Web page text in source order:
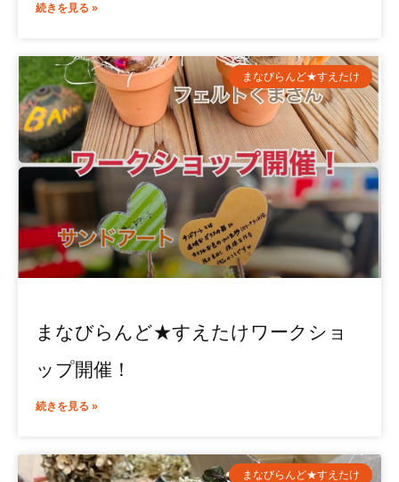
続きを見る »
まなびらんど★すえたけ
まなびらんど★すえたけワークショ
ップ開催！
続きを見る »
まなびらんど★すえたけ